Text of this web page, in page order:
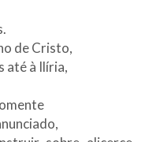
de Cristo,
até à Ilíria,